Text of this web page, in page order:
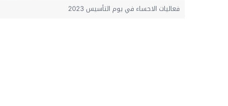
فعاليات الاحساء في يوم التأسيس 2023